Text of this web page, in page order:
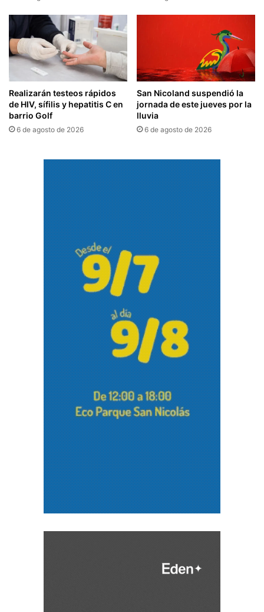
Realizarán testeos rápidos
de HIV, sífilis y hepatitis C en
barrio Golf
6 de agosto de 2026
San Nicoland suspendió la
jornada de este jueves por la
lluvia
6 de agosto de 2026